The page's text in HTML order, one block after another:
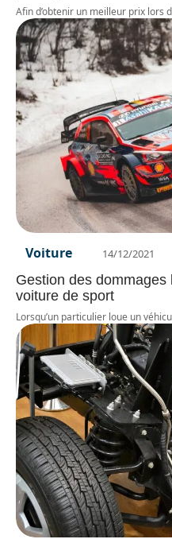
Afin d’obtenir un meilleur prix lors
Voiture 14/12/2021
Gestion des dommages
voiture de sport
Lorsqu’un particulier loue un